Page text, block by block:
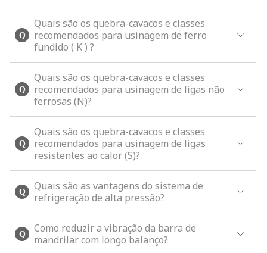
Quais são os quebra-cavacos e classes
recomendados para usinagem de ferro
fundido ( K ) ?
Quais são os quebra-cavacos e classes
recomendados para usinagem de ligas não
ferrosas (N)?
Quais são os quebra-cavacos e classes
recomendados para usinagem de ligas
resistentes ao calor (S)?
Quais são as vantagens do sistema de
refrigeração de alta pressão?
Como reduzir a vibração da barra de
mandrilar com longo balanço?